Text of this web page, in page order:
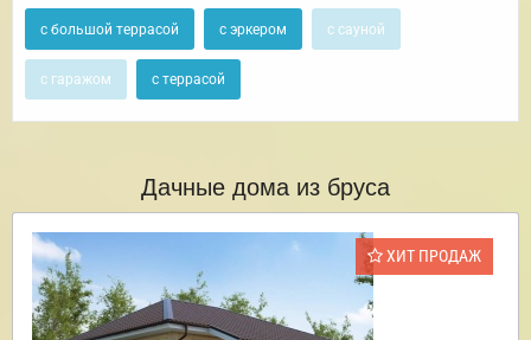
с большой террасой с эркером с сауной
с гаражом с террасой
Дачные дома из бруса
ХИТ ПРОДАЖ